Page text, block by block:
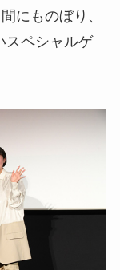
にものぼり、
スペシャルゲ